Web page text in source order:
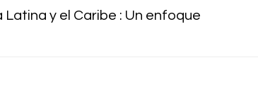
y el Caribe : Un enfoque